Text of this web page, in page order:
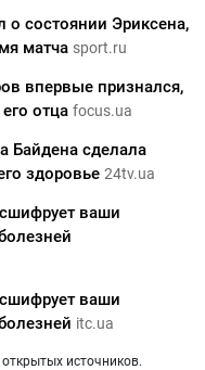
о состоянии Эриксена,
матча sport.ru
впервые признался,
отца focus.ua
Байдена сделала
здоровье 24tv.ua
ваши
ваши
itc.ua
источников.